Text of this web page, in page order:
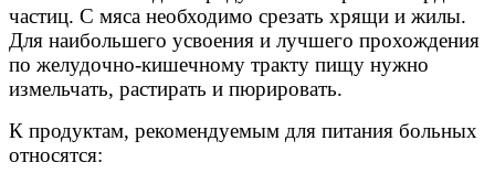
частиц. С мяса необходимо срезать хрящи и жилы.
Для наибольшего усвоения и лучшего прохождения
по желудочно-кишечному тракту пищу нужно
измельчать, растирать и пюрировать.
К продуктам, рекомендуемым для питания больных
относятся: